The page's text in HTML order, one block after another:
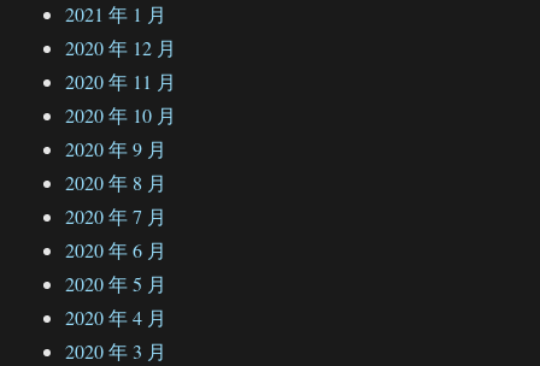
2021 年 1 月
2020 年 12 月
2020 年 11 月
2020 年 10 月
2020 年 9 月
2020 年 8 月
2020 年 7 月
2020 年 6 月
2020 年 5 月
2020 年 4 月
2020 年 3 月